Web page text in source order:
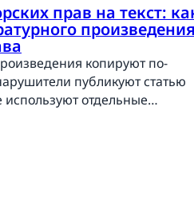
прав на текст:
произведения
копируют по-
публикуют статью
используют отдельные…